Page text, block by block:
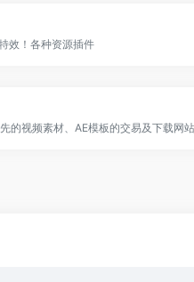
效！各种资源插件